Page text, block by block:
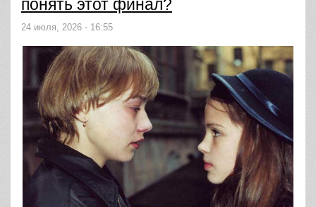
понять этот финал?
24 июля, 2026 - 16:55